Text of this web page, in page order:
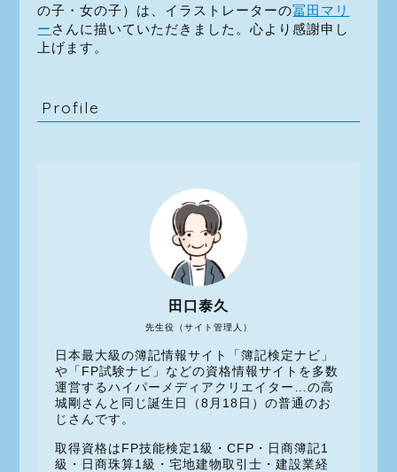
の子・女の子）は、イラストレーターの冨田マリ
ー さんに描いていただきました。心より感謝申し
上げます。
Profile
先生役（サイト管理人）
田口泰久
日本最大級の簿記情報サイト「簿記検定ナビ」
や「FP試験ナビ」などの資格情報サイトを多数
運営するハイパーメディアクリエイター…の高
城剛さんと同じ誕生日（8月18日）の普通のお
じさんです。
取得資格はFP技能検定1級・CFP・日商簿記1
級・日商珠算1級・宅地建物取引士・建設業経